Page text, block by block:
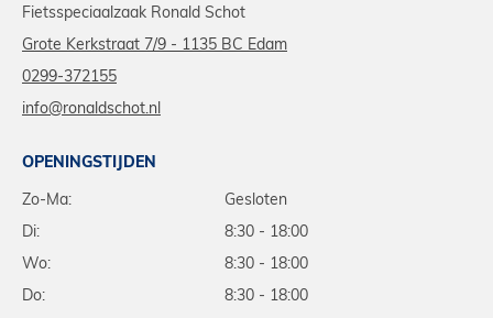
Fietsspeciaalzaak Ronald Schot
Grote Kerkstraat 7/9 - 1135 BC Edam
0299-372155
info@ronaldschot.nl
OPENINGSTIJDEN
Zo-Ma:
Gesloten
Di:
8:30 - 18:00
Wo:
8:30 - 18:00
Do:
8:30 - 18:00